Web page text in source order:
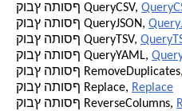
קובץ התוסף QueryCSV,
קובץ התוסף QueryJSON,
קובץ התוסף QueryTSV,
קובץ התוסף QueryYAML,
קובץ התוסף RemoveDuplicates,
קובץ התוסף Replace, Replace
קובץ התוסף ReverseColumns,